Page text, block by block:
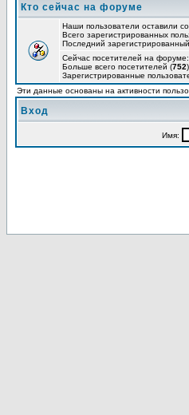
Кто сейчас на форуме
Наши пользователи оставили
Всего зарегистрированных
Последний
Сейчас посетителей на форуме:
Больше всего посетителей (752
Зарегистрированные
Эти данные основаны на активности
Вход
Имя: